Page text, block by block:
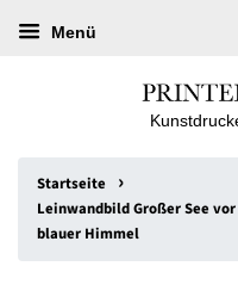
Menü
Startseite ›
Leinwandbild Großer See
blauer Himmel